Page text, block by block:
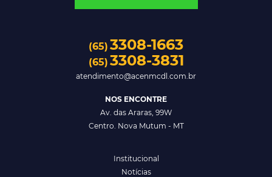
(65) 3308-1663
(65) 3308-3831
atendimento@acenmcdl.com.br
NOS ENCONTRE
Av. das Araras, 99W
Centro. Nova Mutum - MT
Institucional
Notícias